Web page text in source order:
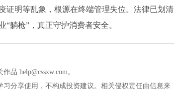
证明等乱象，根源在终端管理失位。法律已划清
“躺枪”，真正守护消费者安全。
品 help@cssxw.com。
分享使用，不构成投资建议。相关侵权责任由信息来